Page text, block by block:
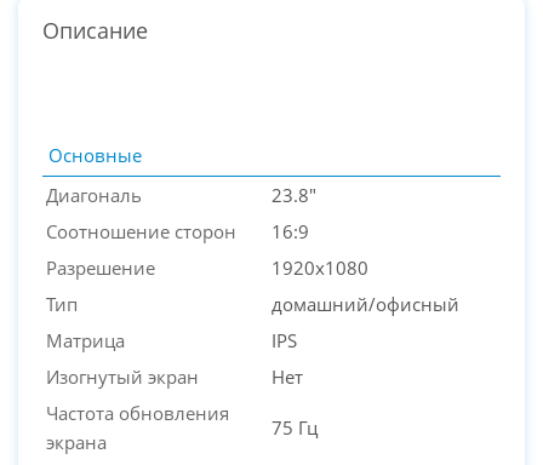
PC-Arena на карте Москвы — Яндекс Карты
Описание
Основные
Диагональ
23.8"
Соотношение сторон
16:9
Разрешение
1920x1080
Тип
домашний/офисный
Матрица
IPS
Изогнутый экран
Нет
Частота обновления
экрана
75 Гц